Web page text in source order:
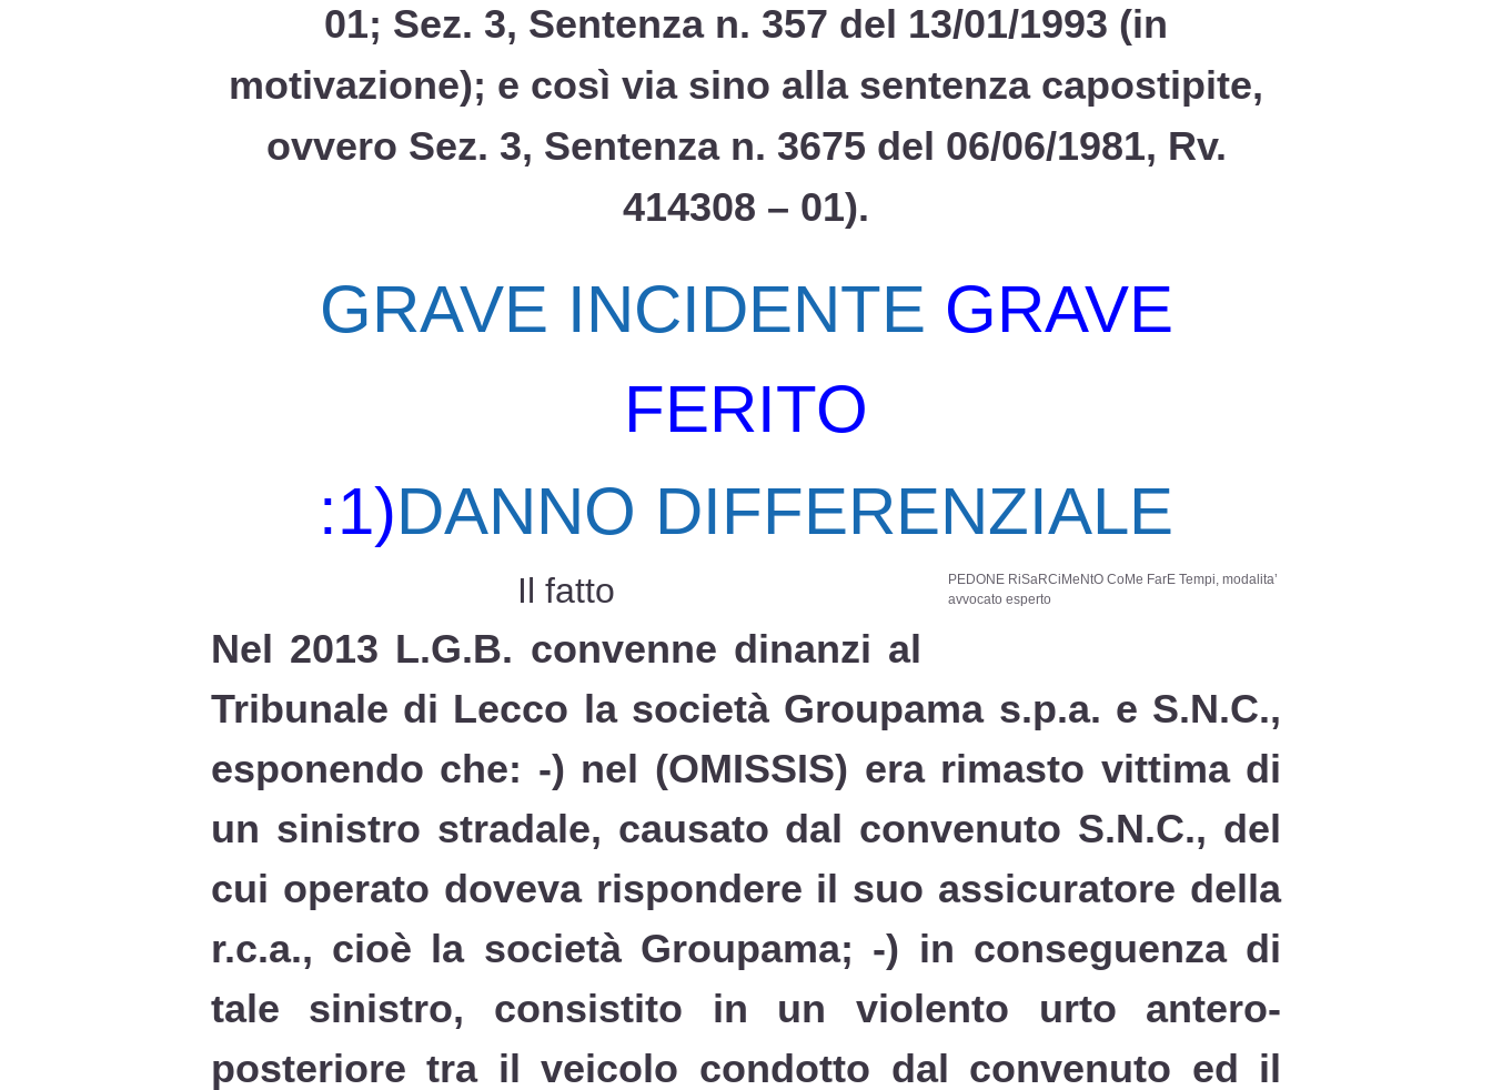
01; Sez. 3, Sentenza n. 357 del 13/01/1993 (in
motivazione); e così via sino alla sentenza capostipite,
ovvero Sez. 3, Sentenza n. 3675 del 06/06/1981, Rv.
414308 – 01).
GRAVE INCIDENTE GRAVE
FERITO
:1)DANNO DIFFERENZIALE
PEDONE RiSaRCiMeNtO CoMe FarE Tempi, modalita’
avvocato esperto
Il fatto
Nel 2013 L.G.B. convenne dinanzi al
Tribunale di Lecco la società Groupama s.p.a. e S.N.C.,
esponendo che: -) nel (OMISSIS) era rimasto vittima di
un sinistro stradale, causato dal convenuto S.N.C., del
cui operato doveva rispondere il suo assicuratore della
r.c.a., cioè la società Groupama; -) in conseguenza di
tale sinistro, consistito in un violento urto antero-
posteriore tra il veicolo condotto dal convenuto ed il